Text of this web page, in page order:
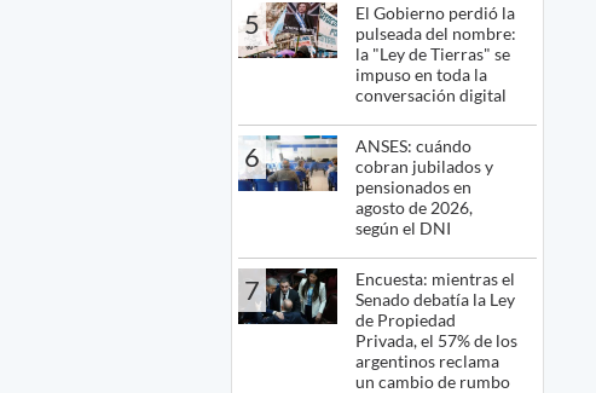
5
El Gobierno perdió la
pulseada del nombre:
la "Ley de Tierras" se
impuso en toda la
conversación digital
6
ANSES: cuándo
cobran jubilados y
pensionados en
agosto de 2026,
según el DNI
7
Encuesta: mientras el
Senado debatía la Ley
de Propiedad
Privada, el 57% de los
argentinos reclama
un cambio de rumbo